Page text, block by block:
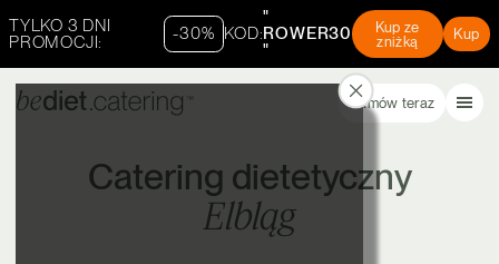
TYLKO 3 DNI
PROMOCJI:
-30% KOD:
"
ROWER30
"
Kup ze
zniżką
Kup
Zamów teraz
Catering dietetyczny
Elbląg